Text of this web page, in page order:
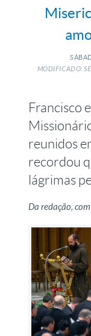
MODIFICADO:
Francisco
reunidos
recordou
lágrimas
Da redação,